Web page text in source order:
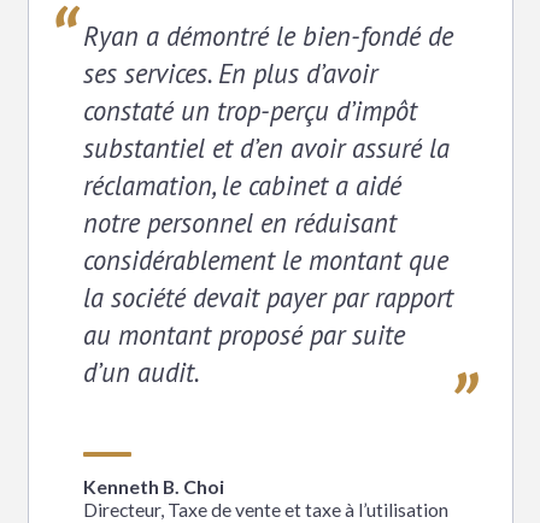
Ryan a démontré le bien-fondé de
ses services. En plus d’avoir
constaté un trop-perçu d’impôt
substantiel et d’en avoir assuré la
réclamation, le cabinet a aidé
notre personnel en réduisant
considérablement le montant que
la société devait payer par rapport
au montant proposé par suite
d’un audit.
Kenneth B. Choi
Directeur, Taxe de vente et taxe à l’utilisation